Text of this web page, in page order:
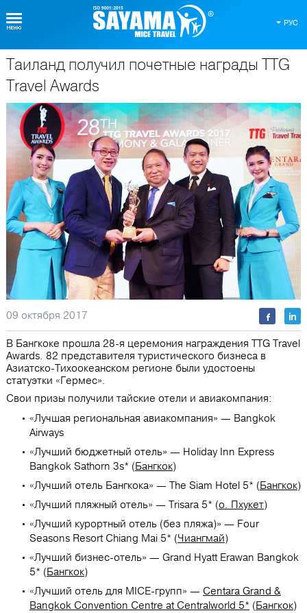
РУС
О Таиланде
Таиланд получил почетные награды TTG
Travel Awards
09 октября 2017
В Бангкоке прошла 28-я церемония награждения TTG Travel
Awards. 82 представителя туристического бизнеса в
Азиатско-Тихоокеанском регионе были удостоены
статуэтки «Гермес».
Свои призы получили тайские отели и авиакомпания:
«Лучшая региональная авиакомпания» — Bangkok
Airways
«Лучший бюджетный отель» — Holiday Inn Express
Bangkok Sathorn 3s* (Бангкок)
«Лучший отель Бангкока» — The Siam Hotel 5* (Бангкок)
«Лучший пляжный отель» — Trisara 5* (о. Пхукет)
«Лучший курортный отель (без пляжа)» — Four
Seasons Resort Chiang Mai 5* (Чиангмай)
«Лучший бизнес-отель» — Grand Hyatt Erawan Bangkok
5* (Бангкок)
«Лучший отель для MICE-групп» — Centara Grand &
Bangkok Convention Centre at Centralworld 5* (Бангкок)